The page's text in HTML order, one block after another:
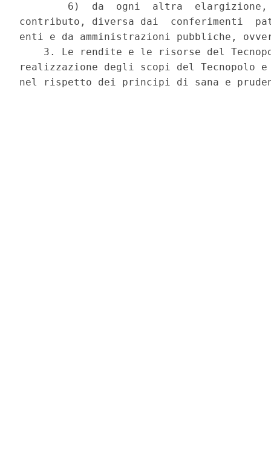
6)  da  ogni  altra
contributo, diversa dai  conferimenti
enti e da amministrazioni pubbliche,
3. Le rendite e le risorse del
realizzazione degli scopi del Tecnopolo
nel rispetto dei principi di sana e